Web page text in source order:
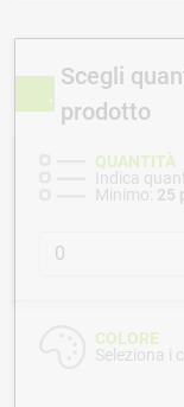
Scegli
prodotto
QUANTITÀ
Indica
Minimo: 25
COLORE
Seleziona i